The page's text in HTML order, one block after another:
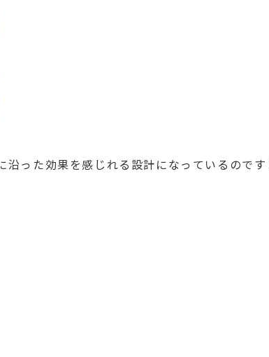
沿った効果を感じれる設計になっているのです